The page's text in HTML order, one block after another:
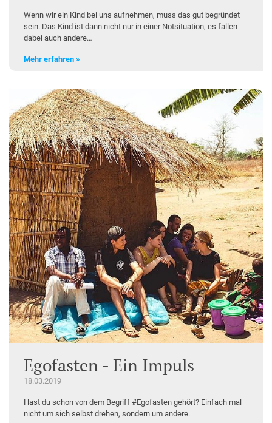
Wenn wir ein Kind bei uns aufnehmen, muss das gut begründet
sein. Das Kind ist dann nicht nur in einer Notsituation, es fallen
dabei auch andere…
Mehr erfahren »
Egofasten - Ein Impuls
18.03.2019
Hast du schon von dem Begriff #Egofasten gehört? Einfach mal
nicht um sich selbst drehen, sondern um andere.